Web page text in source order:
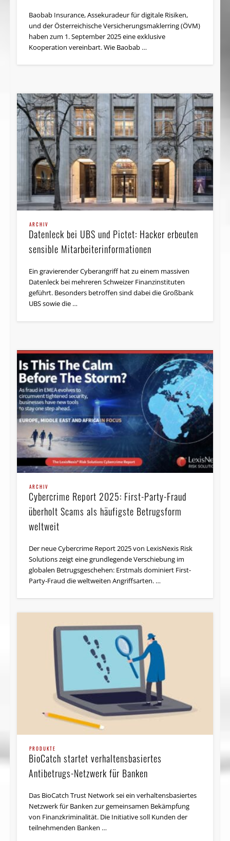
Baobab Insurance, Assekuradeur für digitale Risiken,
und der Österreichische Versicherungsmaklerring (ÖVM)
haben zum 1. September 2025 eine exklusive
Kooperation vereinbart. Wie Baobab …
ARCHIV
Datenleck bei UBS und Pictet: Hacker erbeuten
sensible Mitarbeiterinformationen
Ein gravierender Cyberangriff hat zu einem massiven
Datenleck bei mehreren Schweizer Finanzinstituten
geführt. Besonders betroffen sind dabei die Großbank
UBS sowie die …
ARCHIV
Cybercrime Report 2025: First-Party-Fraud
überholt Scams als häufigste Betrugsform
weltweit
Der neue Cybercrime Report 2025 von LexisNexis Risk
Solutions zeigt eine grundlegende Verschiebung im
globalen Betrugsgeschehen: Erstmals dominiert First-
Party-Fraud die weltweiten Angriffsarten. …
PRODUKTE
BioCatch startet verhaltens­basiertes
Antibetrugs-Netzwerk für Banken
Das BioCatch Trust Network sei ein verhaltensbasiertes
Netzwerk für Banken zur gemeinsamen Bekämpfung
von Finanzkriminalität. Die Initiative soll Kunden der
teilnehmenden Banken …